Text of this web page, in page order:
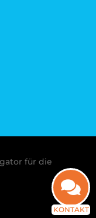
für die
KONTAKT